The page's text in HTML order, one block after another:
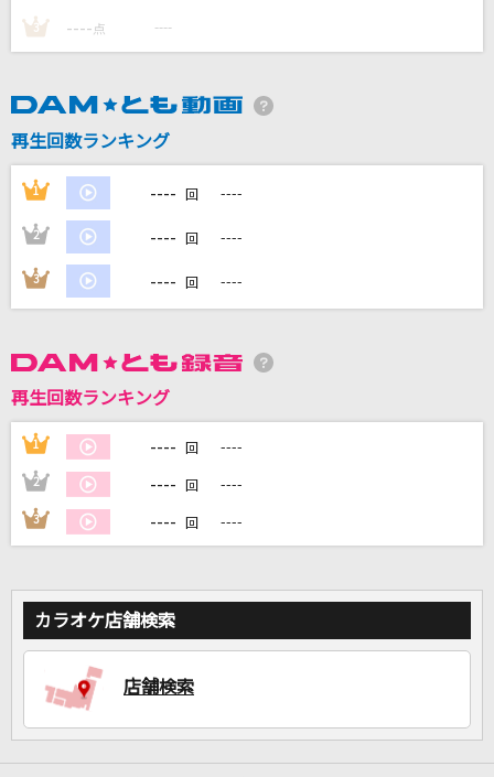
[オリカラ]DAN DAN 心魅かれてく 1996/10/25
TOKIMEKI Runners
虹ヶ咲学園スクールアイドル同好会
DAMの新曲・ランキングなど
カラオケ最新情報をチェック！
カラオケをもっと楽しもう！
家族や友達と一緒に！練習にも！
3 ---- 点 ----
再生回数ランキング
1 ---- 回 ----
2 ---- 回 ----
3 ---- 回 ----
再生回数ランキング
1 ---- 回 ----
2 ---- 回 ----
3 ---- 回 ----
カラオケ店舗検索
店舗検索